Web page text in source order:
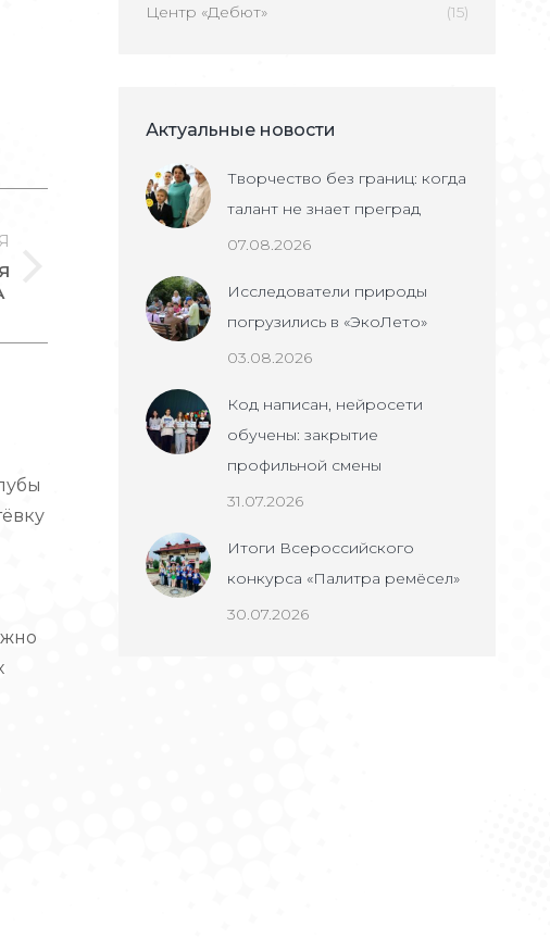
Центр «Дебют»
(15)
Актуальные новости
Творчество без границ: когда
талант не знает преград
07.08.2026
Исследователи природы
погрузились в «ЭкоЛето»
03.08.2026
Код написан, нейросети
обучены: закрытие
профильной смены
31.07.2026
Итоги Всероссийского
конкурса «Палитра ремёсел»
30.07.2026